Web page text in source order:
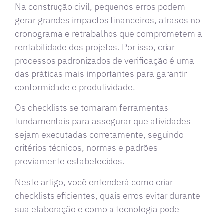
Na construção civil, pequenos erros podem
gerar grandes impactos financeiros, atrasos no
cronograma e retrabalhos que comprometem a
rentabilidade dos projetos. Por isso, criar
processos padronizados de verificação é uma
das práticas mais importantes para garantir
conformidade e produtividade.
Os checklists se tornaram ferramentas
fundamentais para assegurar que atividades
sejam executadas corretamente, seguindo
critérios técnicos, normas e padrões
previamente estabelecidos.
Neste artigo, você entenderá como criar
checklists eficientes, quais erros evitar durante
sua elaboração e como a tecnologia pode